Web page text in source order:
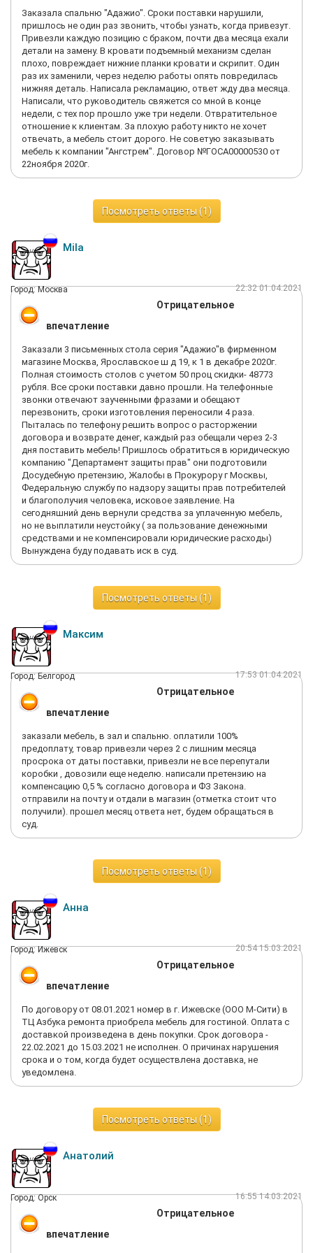
Заказала спальню "Адажио". Сроки поставки нарушили,
пришлось не один раз звонить, чтобы узнать, когда привезут.
Привезли каждую позицию с браком, почти два месяца ехали
детали на замену. В кровати подъемный механизм сделан
плохо, повреждает нижние планки кровати и скрипит. Один
раз их заменили, через неделю работы опять повредилась
нижняя деталь. Написала рекламацию, ответ жду два месяца.
Написали, что руководитель свяжется со мной в конце
недели, с тех пор прошло уже три недели. Отвратительное
отношение к клиентам. За плохую работу никто не хочет
отвечать, а мебель стоит дорого. Не советую заказывать
мебель к компании "Ангстрем". Договор №ГОСА00000530 от
22ноября 2020г.
Посмотреть ответы (1)
Mila
Город: Москва 22:32 01.04.2021
Отрицательное
впечатление
Заказали 3 письменных стола серия "Адажио"в фирменном
магазине Москва, Ярославское ш д 19, к 1 в декабре 2020г.
Полная стоимость столов с учетом 50 проц скидки- 48773
рубля. Все сроки поставки давно прошли. На телефонные
звонки отвечают заученными фразами и обещают
перезвонить, сроки изготовления переносили 4 раза.
Пыталась по телефону решить вопрос о расторжении
договора и возврате денег, каждый раз обещали через 2-3
дня поставить мебель! Пришлось обратиться в юридическую
компанию "Департамент защиты прав" они подготовили
Досудебную претензию, Жалобы в Прокурору г Москвы,
Федеральную службу по надзору защиты прав потребителей
и благополучия человека, исковое заявление. На
сегодняшний день вернули средства за уплаченную мебель,
но не выплатили неустойку ( за пользование денежными
средствами и не компенсировали юридические расходы)
Вынуждена буду подавать иск в суд.
Посмотреть ответы (1)
Максим
Город: Белгород 17:53 01.04.2021
Отрицательное
впечатление
заказали мебель, в зал и спальню. оплатили 100%
предоплату, товар привезли через 2 с лишним месяца
просрока от даты поставки, привезли не все перепутали
коробки , довозили еще неделю. написали претензию на
компенсацию 0,5 % согласно договора и ФЗ Закона.
отправили на почту и отдали в магазин (отметка стоит что
получили). прошел месяц ответа нет, будем обращаться в
суд.
Посмотреть ответы (1)
Анна
Город: Ижевск 20:54 15.03.2021
Отрицательное
впечатление
По договору от 08.01.2021 номер в г. Ижевске (ООО М-Сити) в
ТЦ Азбука ремонта приобрела мебель для гостиной. Оплата с
доставкой произведена в день покупки. Срок договора -
22.02.2021 до 15.03.2021 не исполнен. О причинах нарушения
срока и о том, когда будет осуществлена доставка, не
уведомлена.
Посмотреть ответы (1)
Анатолий
Город: Орск 16:55 14.03.2021
Отрицательное
впечатление